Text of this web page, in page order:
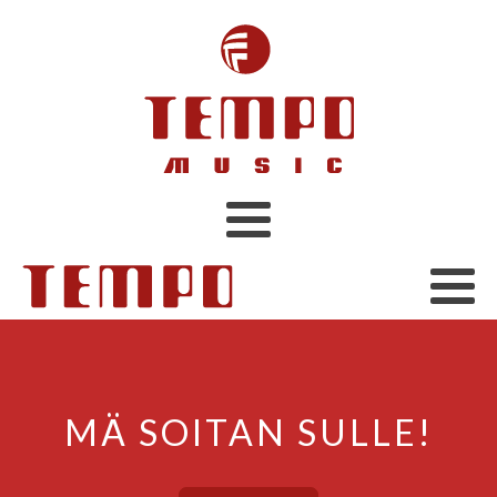
MÄ SOITAN SULLE!